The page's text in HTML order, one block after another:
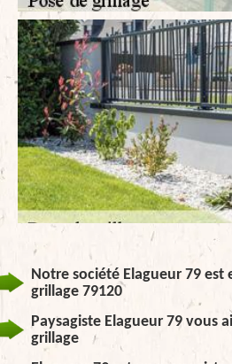
Notre société Elagueur 79 est
grillage 79120
Paysagiste Elagueur 79 vous
grillage